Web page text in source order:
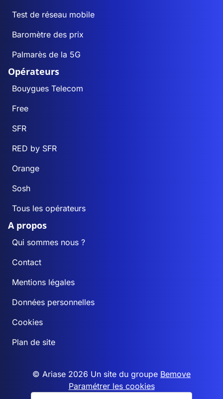
Test de réseau mobile
Baromètre des prix
Palmarès de la 5G
Opérateurs
Bouygues Telecom
Free
SFR
RED by SFR
Orange
Sosh
Tous les opérateurs
A propos
Qui sommes nous ?
Contact
Mentions légales
Données personnelles
Cookies
Plan de site
© Ariase 2026 Un site du groupe Bemove
Paramétrer les cookies